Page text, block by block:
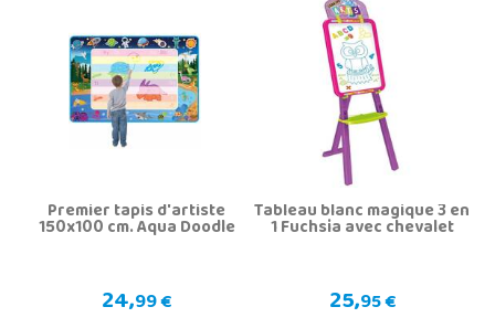
Premier tapis d'artiste
150x100 cm. Aqua Doodle
24,99 €
Tableau blanc magique 3 en
1 Fuchsia avec chevalet
25,95 €